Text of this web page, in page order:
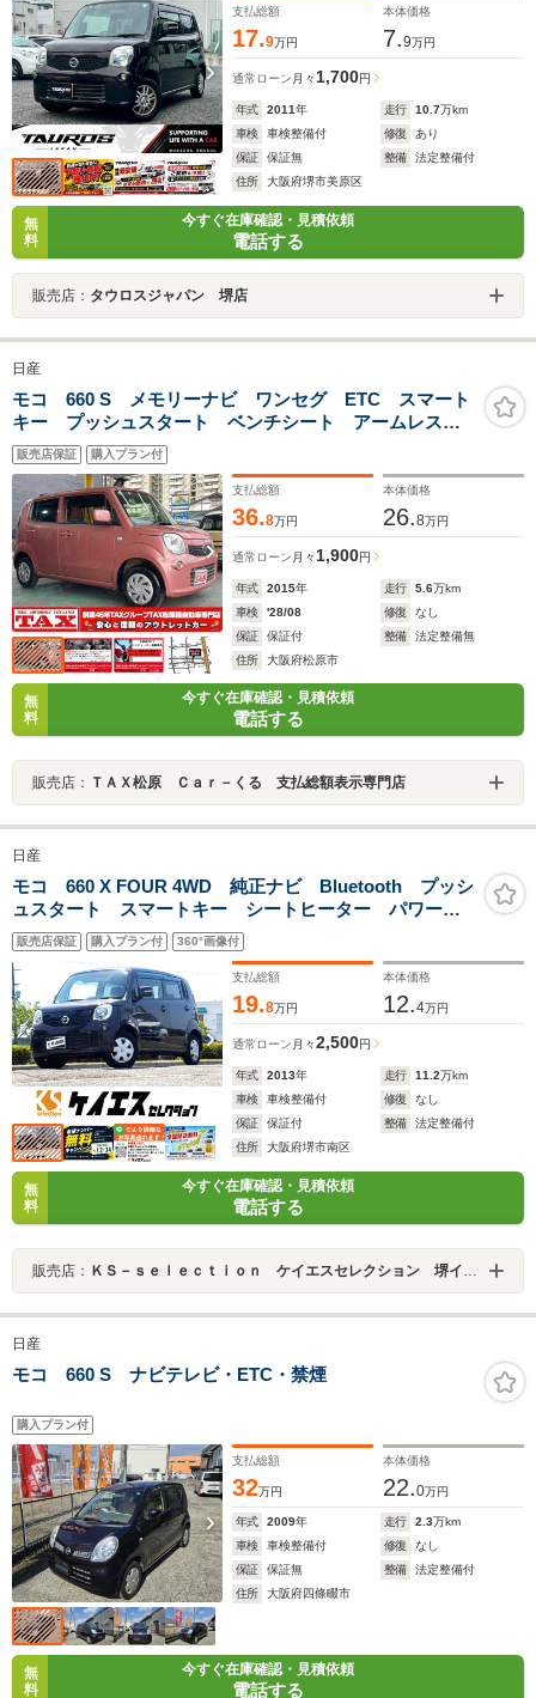
支払総額
17.9万円
本体価格
7.9万円
通常ローン 月々 1,700円
年式 2011年 走行 10.7万km
車検
車検整備付 修復
あり
保証
保証無 整備
法定整備付
住所
大阪府堺市美原区
無
料
今すぐ在庫確認・見積依頼
電話する
販売店： タウロスジャパン 堺店
日産
モコ 660 S メモリーナビ ワンセグ ETC スマート
キー プッシュスタート ベンチシート アームレス
ト 純正セキュリティ
販売店保証 購入プラン付
支払総額
36.8万円
本体価格
26.8万円
通常ローン 月々 1,900円
年式 2015年 走行 5.6万km
車検
'28/08 修復
なし
保証
保証付 整備
法定整備無
住所
大阪府松原市
無
料
今すぐ在庫確認・見積依頼
電話する
販売店： ＴＡＸ松原 Ｃａｒ－くる 支払総額表示専門店
日産
モコ 660 X FOUR 4WD 純正ナビ Bluetooth プッシ
ュスタート スマートキー シートヒーター パワーウ
ィンドウ 電動格納ミラー オートエアコン フロント
フォグランプ 純正鉄チンホイール
販売店保証 購入プラン付 360°画像付
支払総額
19.8万円
本体価格
12.4万円
通常ローン 月々2,500円
年式 2013年 走行 11.2万km
車検
車検整備付 修復
なし
保証
保証付 整備
法定整備付
住所
大阪府堺市南区
無
料
今すぐ在庫確認・見積依頼
電話する
販売店： ＫＳ－ｓｅｌｅｃｔｉｏｎ ケイエスセレクション 堺インター店
日産
モコ 660 S ナビテレビ・ETC・禁煙
購入プラン付
支払総額
32万円
本体価格
22.0万円
年式 2009年 走行 2.3万km
車検
車検整備付 修復
なし
保証
保証無 整備
法定整備付
住所
大阪府四條畷市
無
料
今すぐ在庫確認・見積依頼
電話する